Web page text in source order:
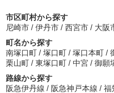
市区町村から探す
尼崎市 / 伊丹市 / 西宮市 / 大阪
町名から探す
南塚口町 / 塚口町 / 塚口本町 /
栗山町 / 東塚口町 / 中宮 / 御願
路線から探す
阪急伊丹線 / 阪急神戸本線 / 福